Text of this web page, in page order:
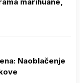
Naoblačenje